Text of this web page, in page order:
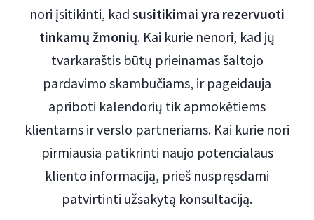
nori įsitikinti, kad susitikimai yra rezervuoti
tinkamų žmonių. Kai kurie nenori, kad jų
tvarkaraštis būtų prieinamas šaltojo
pardavimo skambučiams, ir pageidauja
apriboti kalendorių tik apmokėtiems
klientams ir verslo partneriams. Kai kurie nori
pirmiausia patikrinti naujo potencialaus
kliento informaciją, prieš nuspręsdami
patvirtinti užsakytą konsultaciją.